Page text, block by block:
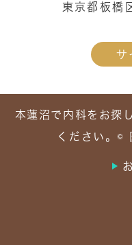
東京都板
サ
本蓮沼で内科をお探
ください。©